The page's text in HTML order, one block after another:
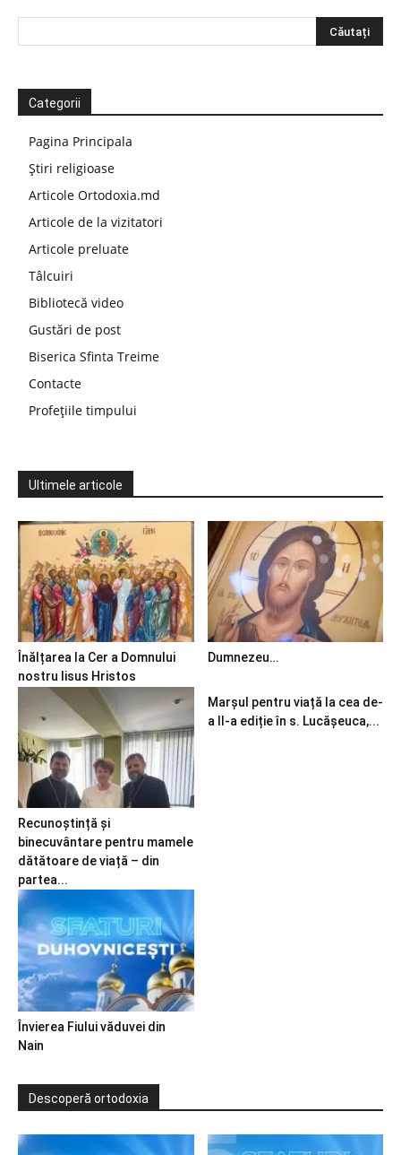
Categorii
Pagina Principala
Știri religioase
Articole Ortodoxia.md
Articole de la vizitatori
Articole preluate
Tâlcuiri
Bibliotecă video
Gustări de post
Biserica Sfinta Treime
Contacte
Profețiile timpului
Ultimele articole
Înălțarea la Cer a Domnului
nostru Iisus Hristos
Dumnezeu…
Recunoștință și
binecuvântare pentru mamele
dătătoare de viață – din
partea...
Marșul pentru viață la cea de-
a II-a ediție în s. Lucășeuca,...
Învierea Fiului văduvei din
Nain
Descoperă ortodoxia